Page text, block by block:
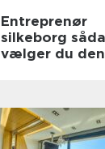
Entreprenør
silkeborg sådan
vælger du den